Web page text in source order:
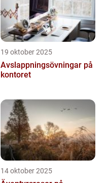
19 oktober 2025
Avslappningsövningar på
kontoret
14 oktober 2025